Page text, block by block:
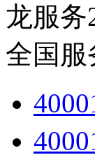
龙服务
全国服